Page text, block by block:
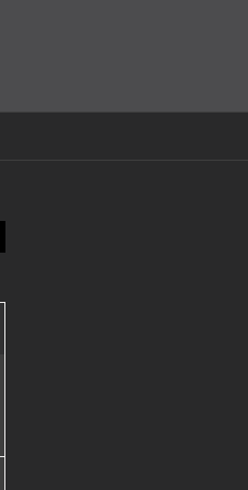
werden.